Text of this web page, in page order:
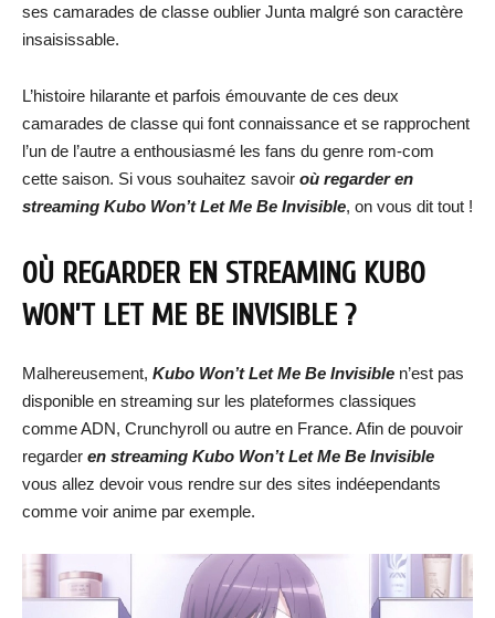
ses camarades de classe oublier Junta malgré son caractère
insaisissable.
L’histoire hilarante et parfois émouvante de ces deux
camarades de classe qui font connaissance et se rapprochent
l’un de l’autre a enthousiasmé les fans du genre rom-com
cette saison. Si vous souhaitez savoir où regarder en
streaming Kubo Won’t Let Me Be Invisible, on vous dit tout !
OÙ REGARDER EN STREAMING KUBO
WON’T LET ME BE INVISIBLE ?
Malhereusement, Kubo Won’t Let Me Be Invisible n’est pas
disponible en streaming sur les plateformes classiques
comme ADN, Crunchyroll ou autre en France. Afin de pouvoir
regarder en streaming Kubo Won’t Let Me Be Invisible
vous allez devoir vous rendre sur des sites indéependants
comme voir anime par exemple.